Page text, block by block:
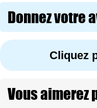
Donnez votre
Cliquez
Vous aimerez